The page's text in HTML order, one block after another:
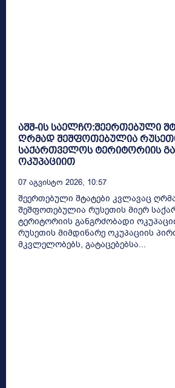
აშშ-ის საელჩო:შეერთებული
ღრმად შეშფოთებულია
საქართველოს ტერიტორიის
ოკუპაციით
07 Აგვისტო 2026, 10:57
შეერთებული შტატები კვლავაც
შეშფოთებულია რუსეთის მიერ
ტერიტორიის განგრძობადი
რუსეთის მიმდინარე ოკუპაციის
მკვლელობებს, გატაცებებსა...